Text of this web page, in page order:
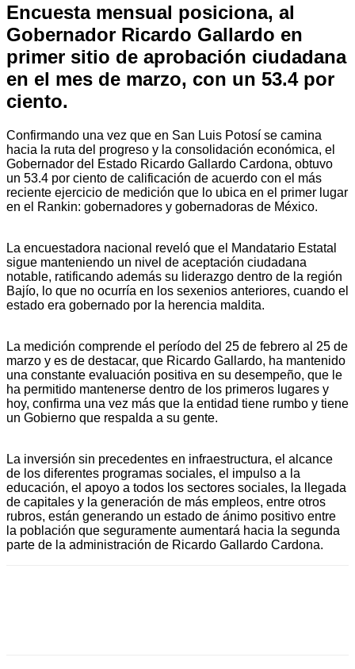
Encuesta mensual posiciona, al
Gobernador Ricardo Gallardo en
primer sitio de aprobación ciudadana
en el mes de marzo, con un 53.4 por
ciento.
Confirmando una vez que en San Luis Potosí se camina
hacia la ruta del progreso y la consolidación económica, el
Gobernador del Estado Ricardo Gallardo Cardona, obtuvo
un 53.4 por ciento de calificación de acuerdo con el más
reciente ejercicio de medición que lo ubica en el primer lugar
en el Rankin: gobernadores y gobernadoras de México.
La encuestadora nacional reveló que el Mandatario Estatal
sigue manteniendo un nivel de aceptación ciudadana
notable, ratificando además su liderazgo dentro de la región
Bajío, lo que no ocurría en los sexenios anteriores, cuando el
estado era gobernado por la herencia maldita.
La medición comprende el período del 25 de febrero al 25 de
marzo y es de destacar, que Ricardo Gallardo, ha mantenido
una constante evaluación positiva en su desempeño, que le
ha permitido mantenerse dentro de los primeros lugares y
hoy, confirma una vez más que la entidad tiene rumbo y tiene
un Gobierno que respalda a su gente.
La inversión sin precedentes en infraestructura, el alcance
de los diferentes programas sociales, el impulso a la
educación, el apoyo a todos los sectores sociales, la llegada
de capitales y la generación de más empleos, entre otros
rubros, están generando un estado de ánimo positivo entre
la población que seguramente aumentará hacia la segunda
parte de la administración de Ricardo Gallardo Cardona.